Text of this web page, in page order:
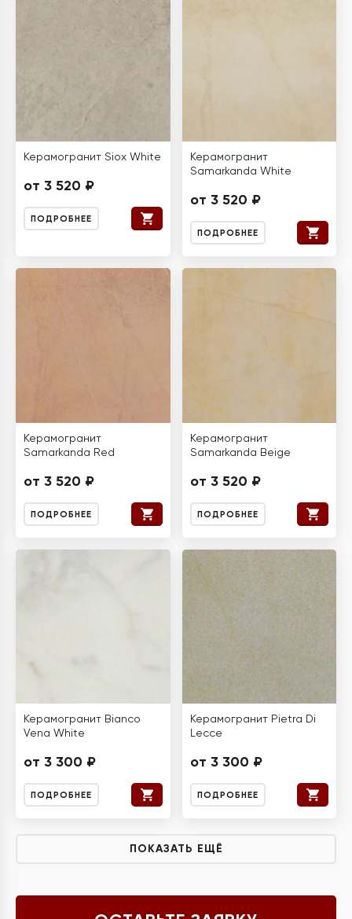
Керамогранит Siox White
от 3 520 ₽
ПОДРОБНЕЕ
Керамогранит
Samarkanda White
от 3 520 ₽
ПОДРОБНЕЕ
Керамогранит
Samarkanda Red
от 3 520 ₽
ПОДРОБНЕЕ
Керамогранит
Samarkanda Beige
от 3 520 ₽
ПОДРОБНЕЕ
Керамогранит Bianco
Vena White
от 3 300 ₽
ПОДРОБНЕЕ
Керамогранит Pietra Di
Lecce
от 3 300 ₽
ПОДРОБНЕЕ
ПОКАЗАТЬ ЕЩЁ